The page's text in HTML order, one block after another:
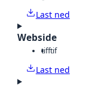
Last ned
Webside
tifftif
Last ned